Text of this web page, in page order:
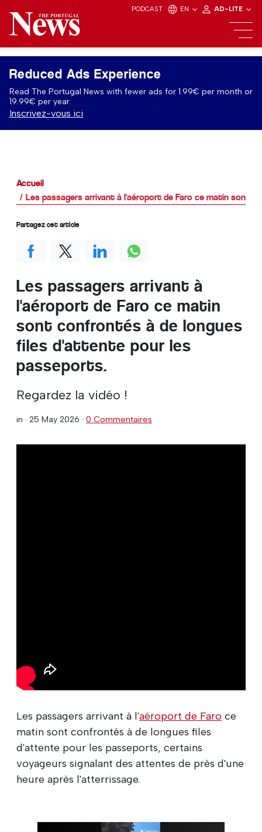
PODCAST EN AD-LITE
Reduced Ads Experience
Read The Portugal News with fewer ads for 1.99€ per month or
19.99€ per year.
Inscrivez-vous ici
Accueil
Les passagers arrivant à l'aéroport de Faro ce matin sont
Les passagers arrivant à
l'aéroport de Faro ce matin
sont confrontés à de longues
files d'attente pour les
passeports.
Regardez la vidéo !
in · 25 May 2026 · 0 Commentaires
Les passagers arrivant à l'aéroport de Faro ce
matin sont confrontés à de longues files
d'attente pour les passeports, certains
voyageurs signalant des attentes de près d'une
heure après l'atterrissage.
Partagez cet article